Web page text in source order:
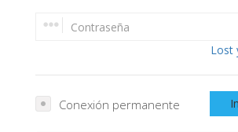
Lost
Conexión permanente